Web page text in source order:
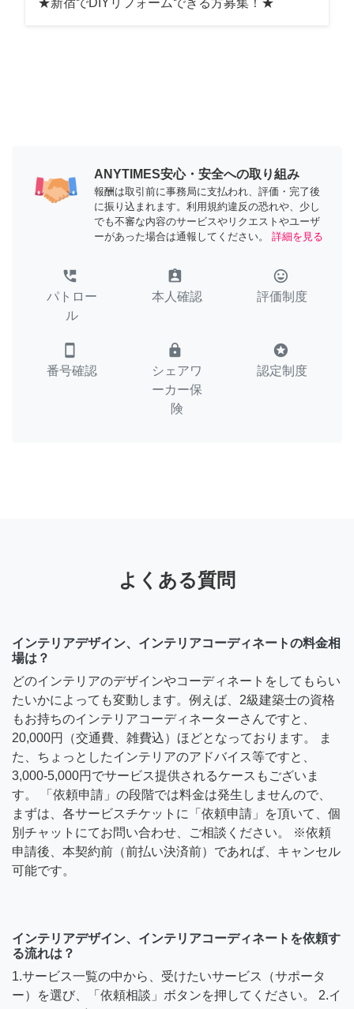
ANYTIMES安心・安全への取り組み
報酬は取引前に事務局に支払われ、評価・完了後
に振り込まれます。利用規約違反の恐れや、少し
でも不審な内容のサービスやリクエストやユーザ
ーがあった場合は通報してください。
詳細を見る
perm_phone_msg
パトロー
ル
assignment_ind
本人確認
tag_faces
評価制度
smartphone
番号確認
lock
シェアワ
ーカー保
険
stars
認定制度
よくある質問
インテリアデザイン、インテリアコーディネートの料金相
場は？
どのインテリアのデザインやコーディネートをしてもらい
たいかによっても変動します。例えば、2級建築士の資格
もお持ちのインテリアコーディネーターさんですと、
20,000円（交通費、雑費込）ほどとなっております。 ま
た、ちょっとしたインテリアのアドバイス等ですと、
3,000-5,000円でサービス提供されるケースもございま
す。 「依頼申請」の段階では料金は発生しませんので、
まずは、各サービスチケットに「依頼申請」を頂いて、個
別チャットにてお問い合わせ、ご相談ください。 ※依頼
申請後、本契約前（前払い決済前）であれば、キャンセル
可能です。
インテリアデザイン、インテリアコーディネートを依頼す
る流れは？
1.サービス一覧の中から、受けたいサービス（サポータ
ー）を選び、「依頼相談」ボタンを押してください。 2.イ